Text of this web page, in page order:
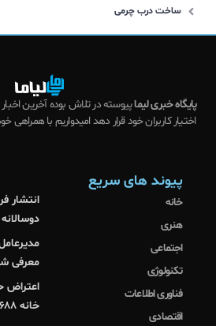
ساخت درب چرمی
پایگاه خبری لیماپیوسته در تلاش بوده آخرین
اختیار کاربران خود قرار دهد امیدواریم با همراهی
پیوند های سریع
خانه
هنری
اجتماعی
تکنولوژی
فناوری اطلاعات
اقتصادی
انتشار
معرفی
اعتراض
خانه ۱۶۸۸ متری خود در تهران